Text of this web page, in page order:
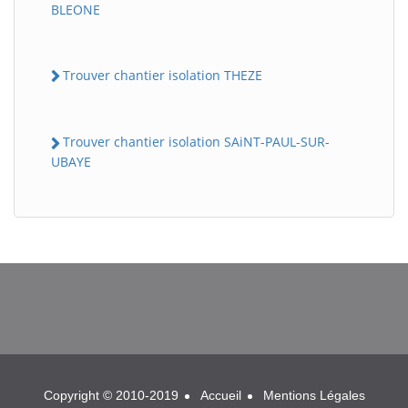
BLEONE
Trouver chantier isolation THEZE
Trouver chantier isolation SAiNT-PAUL-SUR-
UBAYE
BatiWebPro
Copyright © 2010-2019 Accueil
Mentions Légales